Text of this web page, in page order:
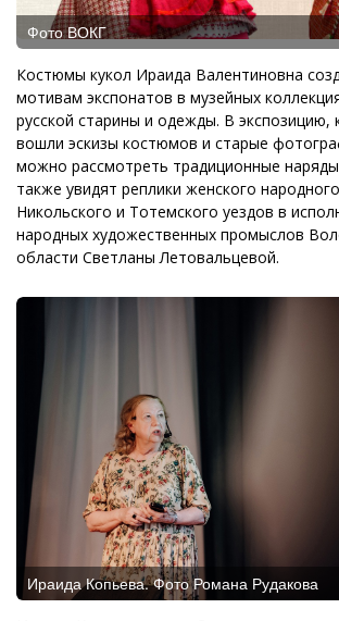
Фото ВОКГ
Костюмы кукол Ираида Валентиновна
мотивам экспонатов в музейных
русской старины и одежды. В экспозицию,
вошли эскизы костюмов и старые
можно рассмотреть традиционные
также увидят реплики женского
Никольского и Тотемского уездов в
народных художественных промыслов
области Светланы Летовальцевой.
Ираида Копьева. Фото Романа Рудакова